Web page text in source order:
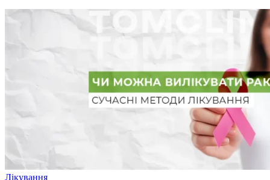
Лікування